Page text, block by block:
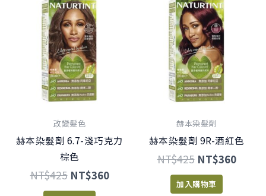
改變髮色
赫本染髮劑 6.7-淺巧克力
棕色
NT$425
始
價
格：
NT$425。
NT$360
赫本染髮劑
赫本染髮劑 9R-酒紅色
NT$425
始
價
格：
NT$425。
NT$360
加入購物車